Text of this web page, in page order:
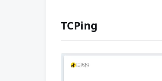
TCPing